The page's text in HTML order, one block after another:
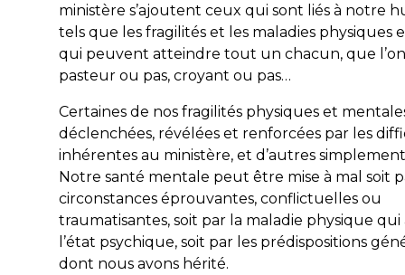
ministère s’ajoutent ceux qui sont liés à notre
tels que les fragilités et les maladies physiques
qui peuvent atteindre tout un chacun, que
pasteur ou pas, croyant ou pas…
Certaines de nos fragilités physiques et
déclenchées, révélées et renforcées par les
inhérentes au ministère, et d’autres
Notre santé mentale peut être mise à mal soit
circonstances éprouvantes, conflictuelles ou
traumatisantes, soit par la maladie physique qui
l’état psychique, soit par les prédispositions
dont nous avons hérité.